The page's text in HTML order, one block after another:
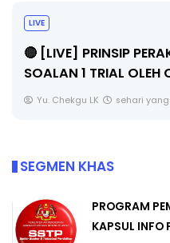
LIVE
🔴 [LIVE] PRINSIP
SOALAN 1 TRIAL OLEH
Yu. Chekgu LK sehari
SEGMEN KHAS
PROGRAM
KAPSUL INFO